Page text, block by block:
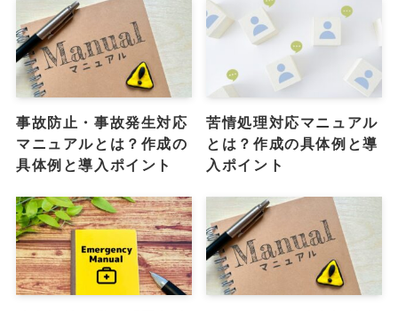
事故防止・事故発生対応
マニュアルとは？作成の
具体例と導入ポイント
苦情処理対応マニュアル
とは？作成の具体例と導
入ポイント